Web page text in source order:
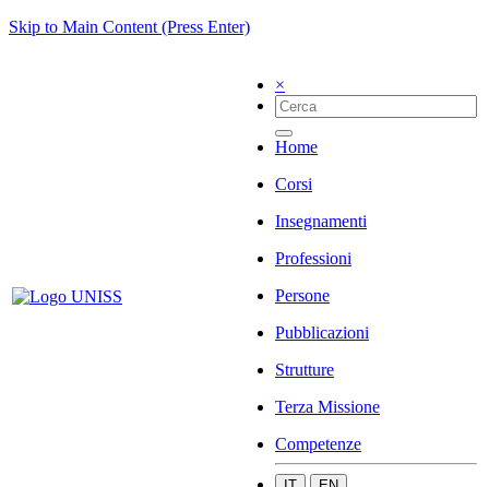
Skip to Main Content (Press Enter)
×
Home
Corsi
Insegnamenti
Professioni
Persone
Pubblicazioni
Strutture
Terza Missione
Competenze